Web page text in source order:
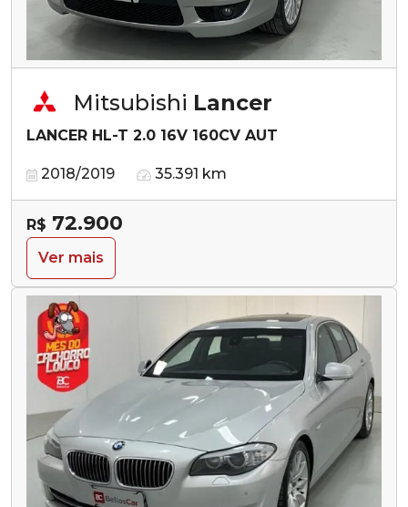
Mitsubishi Lancer
LANCER HL-T 2.0 16V 160CV AUT
2018/2019 35.391 km
R$ 72.900
Ver mais